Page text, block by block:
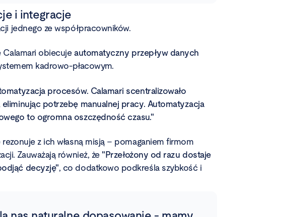
i integracje
jednego ze współpracowników.
Calamari obiecujeautomatyczny przepływ danych
kadrowo-płacowym.
procesów. Calamari scentralizowało
potrzebę manualnej pracy. Automatyzacja
to ogromna oszczędność czasu."
z ich własną misją – pomaganiem firmom
Zauważają również, że "Przełożony od razu dostaje
decyzję", co dodatkowo podkreśla szybkość i